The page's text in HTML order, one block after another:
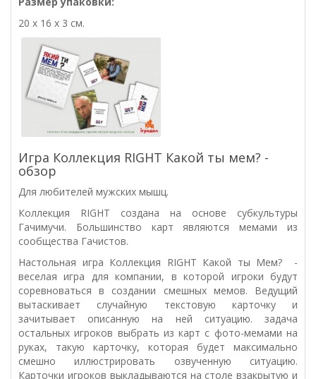
20 х 16 х 3 см.
Игра Коллекция RIGHT Какой ты мем? -
обзор
Для любителей мужских мышц.
Коллекция RIGHT создана на основе субкультуры
Гачимучи. Большинство карт являются мемами из
сообщества Гачистов.
Настольная игра Коллекция RIGHT Какой ты Мем? -
веселая игра для компании, в которой игроки будут
соревноваться в создании смешных мемов. Ведущий
вытаскивает случайную текстовую карточку и
зачитывает описанную на ней ситуацию. задача
остальных игроков выбрать из карт с фото-мемами на
руках, такую карточку, которая будет максимально
смешно иллюстрировать озвученную ситуацию.
Карточки игроков выкладываются на столе взакрытую и